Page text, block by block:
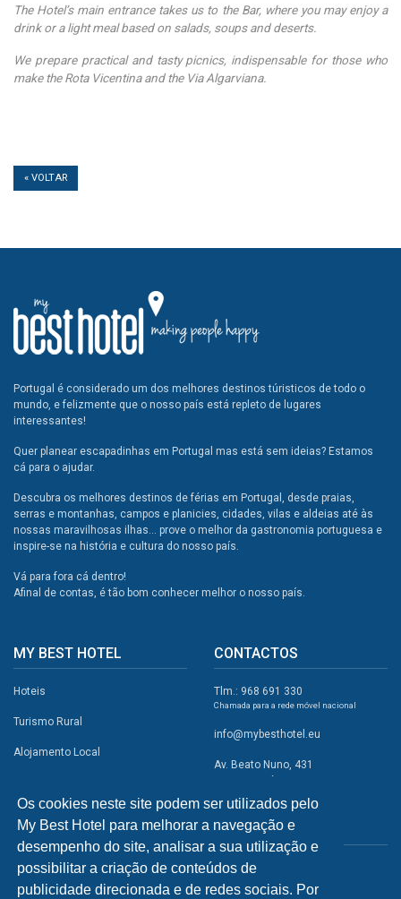
Os cookies neste site podem ser utilizados pelo
My Best Hotel para melhorar a navegação e
desempenho do site, analisar a sua utilização e
possibilitar a criação de conteúdos de
publicidade direcionada e de redes sociais. Por
The Hotel’s main entrance takes us to the Bar, where you may enjoy a
drink or a light meal based on salads, soups and deserts.
We prepare practical and tasty picnics, indispensable for those who
make the Rota Vicentina and the Via Algarviana.
« VOLTAR
Portugal é considerado um dos melhores destinos túristicos de todo o
mundo, e felizmente que o nosso país está repleto de lugares
interessantes!
Quer planear escapadinhas em Portugal mas está sem ideias? Estamos
cá para o ajudar.
Descubra os melhores destinos de férias em Portugal, desde praias,
serras e montanhas, campos e planicies, cidades, vilas e aldeias até às
nossas maravilhosas ilhas... prove o melhor da gastronomia portuguesa e
inspire-se na história e cultura do nosso país.
Vá para fora cá dentro!
Afinal de contas, é tão bom conhecer melhor o nosso país.
MY BEST HOTEL
Hoteis
Turismo Rural
Alojamento Local
Campismo
Atividades
Restaurantes
CONTACTOS
Tlm.: 968 691 330
Chamada para a rede móvel nacional
info@mybesthotel.eu
Av. Beato Nuno, 431
2495-401 Fátima
REDES SOCIAIS